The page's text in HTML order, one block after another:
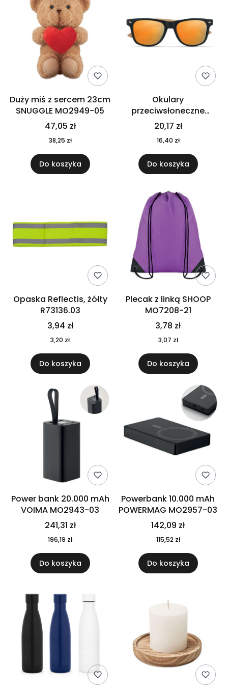
Duży miś z sercem 23cm
SNUGGLE MO2949-05
47,05 zł
38,25 zł
Do koszyka
Okulary
przeciwsłoneczne
CALIFORNIA TOUCH
MO9617-10
20,17 zł
16,40 zł
Do koszyka
Opaska Reflectis, żółty
R73136.03
3,94 zł
3,20 zł
Do koszyka
Plecak z linką SHOOP
MO7208-21
3,78 zł
3,07 zł
Do koszyka
Power bank 20.000 mAh
VOIMA MO2943-03
241,31 zł
196,19 zł
Do koszyka
Powerbank 10.000 mAh
POWERMAG MO2957-03
142,09 zł
115,52 zł
Do koszyka